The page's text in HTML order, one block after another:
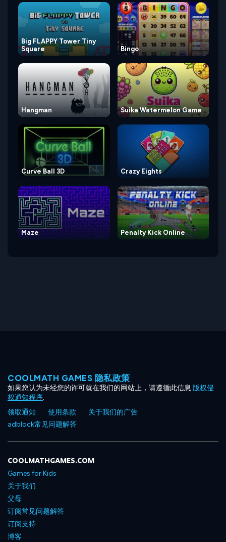
Big FLAPPY Tower Tiny
Square
Bingo
Hangman Suika Watermelon Game
Curve Ball 3D Crazy Eights
Maze Penalty Kick Online
COOLMATH GAMES 隐私政策
如果您认为未经您的许可就在我们的网站上，请遵循此信息版权侵
权通知程序.
领取通知
使用条款
关于我们的广告
adblock常见问题解答
COOLMATHGAMES.COM
Games for Kids
关于我们
父母
订阅常见问题解答
订阅支持
博客